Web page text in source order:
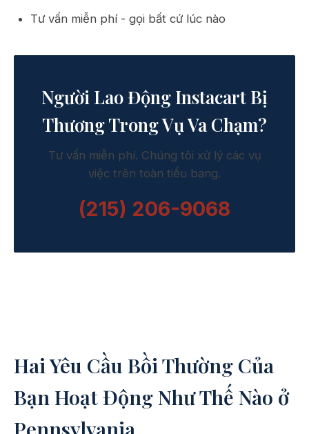
Tư vấn miễn phí - gọi bất cứ lúc nào
Người Lao Động Instacart Bị
Thương Trong Vụ Va Chạm?
Tư vấn miễn phí. Chúng tôi xử lý các vụ
việc trên toàn tiểu bang.
(215) 206-9068
Hai Yêu Cầu Bồi Thường Của
Bạn Hoạt Động Như Thế Nào ở
Pennsylvania